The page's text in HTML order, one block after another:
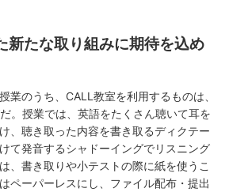
新たな取り組みに期待を込め
業のうち、CALL教室を利用するものは、
。授業では、英語をたくさん聴いて耳を
、聴き取った内容を書き取るディクテー
て発音するシャドーイングでリスニング
、書き取りや小テストの際に紙を使うこ
ペーパーレスにし、ファイル配布・提出